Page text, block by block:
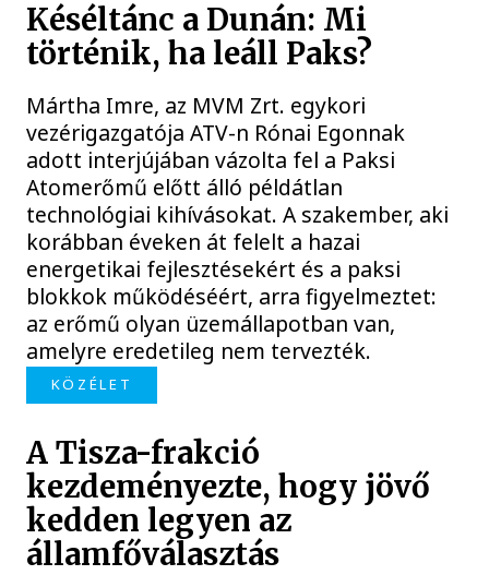
Késéltánc a Dunán: Mi
történik, ha leáll Paks?
Mártha Imre, az MVM Zrt. egykori
vezérigazgatója ATV-n Rónai Egonnak
adott interjújában vázolta fel a Paksi
Atomerőmű előtt álló példátlan
technológiai kihívásokat. A szakember, aki
korábban éveken át felelt a hazai
energetikai fejlesztésekért és a paksi
blokkok működéséért, arra figyelmeztet:
az erőmű olyan üzemállapotban van,
amelyre eredetileg nem tervezték.
KÖZÉLET
A Tisza-frakció
kezdeményezte, hogy jövő
kedden legyen az
államfőválasztás